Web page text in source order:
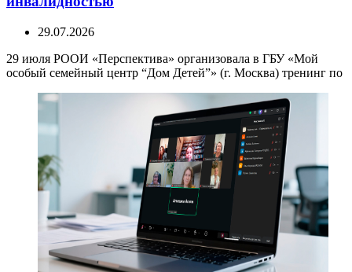
29.07.2026
29 июля РООИ «Перспектива» организовала в ГБУ «Мой
особый семейный центр “Дом Детей”» (г. Москва) тренинг по